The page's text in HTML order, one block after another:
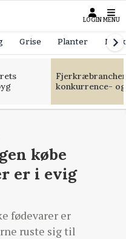
LOGIN MENU
Grise Planter
konkurrence-
købe
er i evig
fødevarer er
ruste sig til